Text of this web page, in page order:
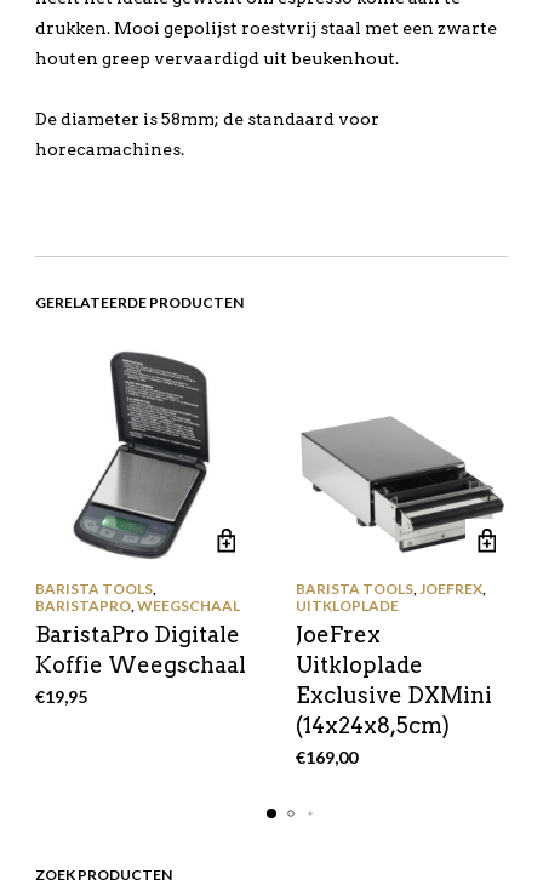
drukken. Mooi gepolijst roestvrij staal met een zwarte
houten greep vervaardigd uit beukenhout.
De diameter is 58mm; de standaard voor
horecamachines.
GERELATEERDE PRODUCTEN
BARISTA TOOLS,
BARISTAPRO,WEEGSCHAAL
BaristaPro Digitale
Koffie Weegschaal
€19,95
BARISTA TOOLS,JOEFREX,
UITKLOPLADE
JoeFrex
Uitkloplade
Exclusive DXMini
(14x24x8,5cm)
€169,00
ZOEK PRODUCTEN